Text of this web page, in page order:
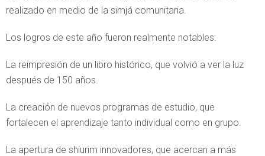
realizado en medio de la simjá comunitaria.
Los logros de este año fueron realmente notables:
La reimpresión de un libro histórico, que volvió a ver la luz
después de 150 años.
La creación de nuevos programas de estudio, que
fortalecen el aprendizaje tanto individual como en grupo.
La apertura de shiurim innovadores, que acercan a más